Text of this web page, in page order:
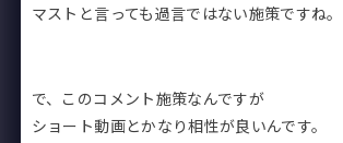
マストと言っても過言ではない施策ですね。
で、このコメント施策なんですが
ショート動画とかなり相性が良いんです。